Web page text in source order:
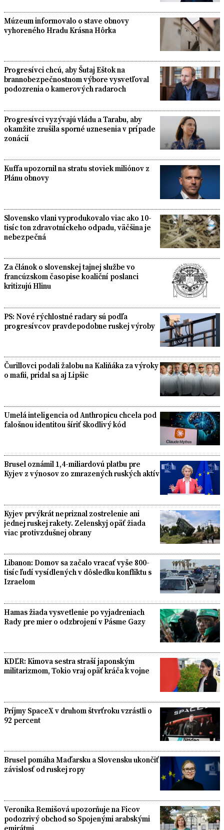
Múzeum informovalo o stave obnovy
vyhoreného Hradu Krásna Hôrka
Progresívci chcú, aby Šutaj Eštok na
brannobezpečnostnom výbore vysvetľoval
podozrenia o kamerových radaroch
Progresívci vyzývajú vládu a Tarabu, aby
okamžite zrušila sporné uznesenia v prípade
zonácií
Kuffa upozornil na stratu stoviek miliónov z
Plánu obnovy
Slovensko vlani vyprodukovalo viac ako 10-
tisíc ton zdravotníckeho odpadu, väčšina je
nebezpečná
Za článok o slovenskej tajnej službe vo
francúzskom časopise koaliční poslanci
kritizujú Hlinu
PS: Nové rýchlostné radary sú podľa
progresívcov pravdepodobne ruskej výroby
Čurillovci podali žalobu na Kaliňáka za výroky
o mafii, pridal sa aj Lipšic
Umelá inteligencia od Anthropicu chcela pod
falošnou identitou šíriť škodlivý kód
Brusel oznámil 1,4-miliardovú platbu pre
Kyjev z výnosov zo zmrazených ruských aktív
Kyjev prvýkrát nepriznal zostrelenie ani
jednej ruskej rakety. Zelenskyj opäť žiada
viac protivzdušnej obrany
Libanon: Domov sa začalo vracať vyše 800-
tisíc ľudí vysídlených v dôsledku konfliktu s
Izraelom
Hamas žiada vysvetlenie po vyjadreniach
Rady pre mier o odzbrojení v Pásme Gazy
KDĽR: Kimova sestra straší japonským
militarizmom, Tokio vraj opäť kráča k vojne
Príjmy SpaceX v druhom štvrťroku vzrástli o
92 percent
Brusel pomáha Maďarsku a Slovensku ukončiť
závislosť od ruskej ropy
Veronika Remišová upozorňuje na Ficov
podozrivý obchod so Spojenými arabskými